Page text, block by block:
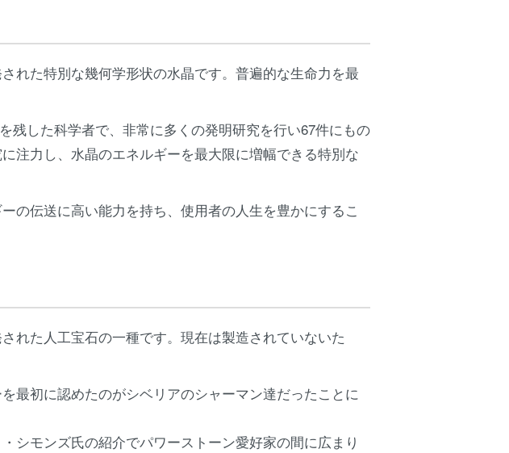
れた特別な幾何学形状の水晶です。普遍的な生命力を最
残した科学者で、非常に多くの発明研究を行い67件にもの
注力し、水晶のエネルギーを最大限に増幅できる特別な
の伝送に高い能力を持ち、使用者の人生を豊かにするこ
れた人工宝石の一種です。現在は製造されていないた
最初に認めたのがシベリアのシャーマン達だったことに
シモンズ氏の紹介でパワーストーン愛好家の間に広まり